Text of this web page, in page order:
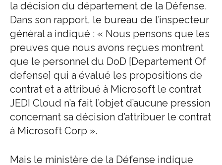
la décision du département de la Défense.
Dans son rapport, le bureau de l’inspecteur
général a indiqué : « Nous pensons que les
preuves que nous avons reçues montrent
que le personnel du DoD [Departement Of
defense] qui a évalué les propositions de
contrat et a attribué à Microsoft le contrat
JEDI Cloud n’a fait l’objet d’aucune pression
concernant sa décision d’attribuer le contrat
à Microsoft Corp ».
Mais le ministère de la Défense indique